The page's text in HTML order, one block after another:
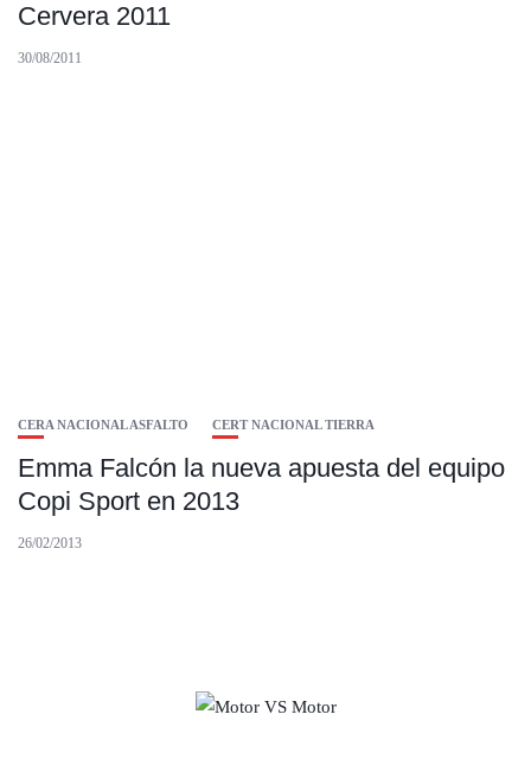
Cervera 2011
30/08/2011
CERA NACIONAL ASFALTO CERT NACIONAL TIERRA
Emma Falcón la nueva apuesta del equipo
Copi Sport en 2013
26/02/2013